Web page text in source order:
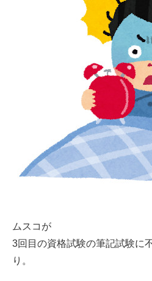
ムスコが
3回目の資格試験の筆記試験に
り。